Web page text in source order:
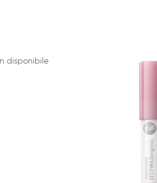
disponibile